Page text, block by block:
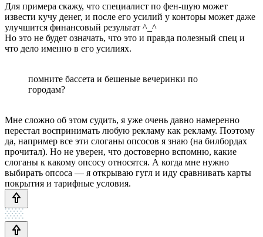
Для примера скажу, что специалист по фен-шую может
извести кучу денег, и после его усилий у конторы может даже
улучшится финансовый результат ^_^
Но это не будет означать, что это и правда полезный спец и
что дело именно в его усилиях.
помните бассета и бешеные вечеринки по
городам?
Мне сложно об этом судить, я уже очень давно намеренно
перестал воспринимать любую рекламу как рекламу. Поэтому
да, например все эти слоганы опсосов я знаю (на билбордах
прочитал). Но не уверен, что достоверно вспомню, какие
слоганы к какому опсосу относятся. А когда мне нужно
выбирать опсоса — я открываю гугл и иду сравнивать карты
покрытия и тарифные условия.